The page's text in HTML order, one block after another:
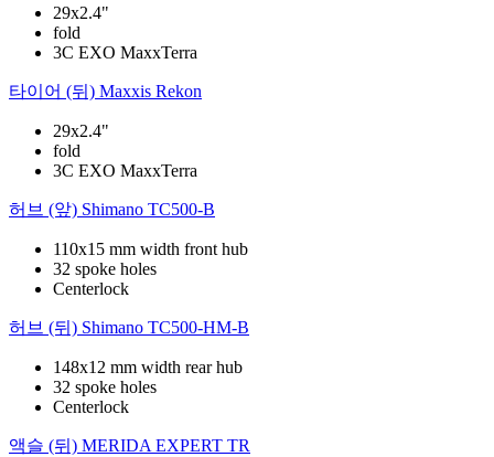
29x2.4"
fold
3C EXO MaxxTerra
타이어 (뒤) Maxxis Rekon
29x2.4"
fold
3C EXO MaxxTerra
허브 (앞) Shimano TC500-B
110x15 mm width front hub
32 spoke holes
Centerlock
허브 (뒤) Shimano TC500-HM-B
148x12 mm width rear hub
32 spoke holes
Centerlock
액슬 (뒤) MERIDA EXPERT TR